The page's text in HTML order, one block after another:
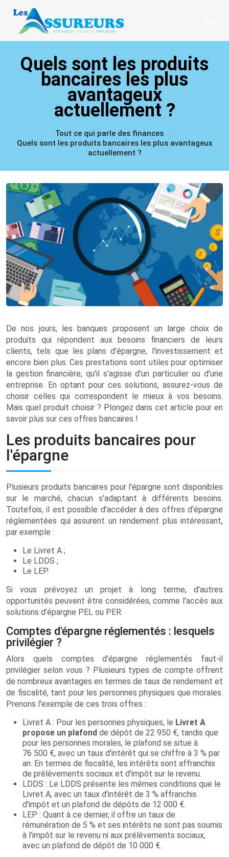
Quels sont les produits
bancaires les plus
avantageux
actuellement ?
Tout ce qui parle des finances
Quels sont les produits bancaires les plus avantageux
actuellement ?
De nos jours, les banques proposent un large choix de
produits qui répondent aux besoins financiers de leurs
clients, tels que les plans d'épargne, l'investissement et
encore bien plus. Ces prestations sont utiles pour optimiser
la gestion financière, qu'il s'agisse d'un particulier ou d'une
entreprise. En optant pour ces solutions, assurez-vous de
choisir celles qui correspondent le mieux à vos besoins.
Mais quel produit choisir ? Plongez dans cet article pour en
savoir plus sur ces offres bancaires !
Les produits bancaires pour
l'épargne
Plusieurs produits bancaires pour l'épargne sont disponibles
sur le marché, chacun s'adaptant à différents besoins.
Toutefois, il est possible d'accéder à des offres d'épargne
réglementées qui assurent un rendement plus intéressant,
par exemple :
Le Livret A ;
Le LDDS ;
Le LEP.
Si vous prévoyez un projet à long terme, d'autres
opportunités peuvent être considérées, comme l'accès aux
solutions d'épargne PEL ou PER.
Comptes d'épargne réglementés : lesquels
privilégier ?
Alors quels comptes d'épargne réglementés faut-il
privilégier selon vous ? Plusieurs types de compte offrent
de nombreux avantages en termes de taux de rendement et
de fiscalité, tant pour les personnes physiques que morales.
Prenons l'exemple de ces trois offres :
Livret A : Pour les personnes physiques, le Livret A
propose un plafond de dépôt de 22 950 €, tandis que
pour les personnes morales, le plafond se situe à
76 500 €, avec un taux d'intérêt qui se chiffre à 3 % par
an. En termes de fiscalité, les intérêts sont affranchis
de prélèvements sociaux et d'impôt sur le revenu.
LDDS : Le LDDS présente les mêmes conditions que le
Livret A, avec un taux d'intérêt de 3 % affranchis
d'impôt et un plafond de dépôts de 12 000 €.
LEP : Quant à ce dernier, il offre un taux de
rémunération de 5 % et ses intérêts ne sont pas soumis
à l'impôt sur le revenu ni aux prélèvements sociaux,
avec un plafond de dépôt de 10 000 €.